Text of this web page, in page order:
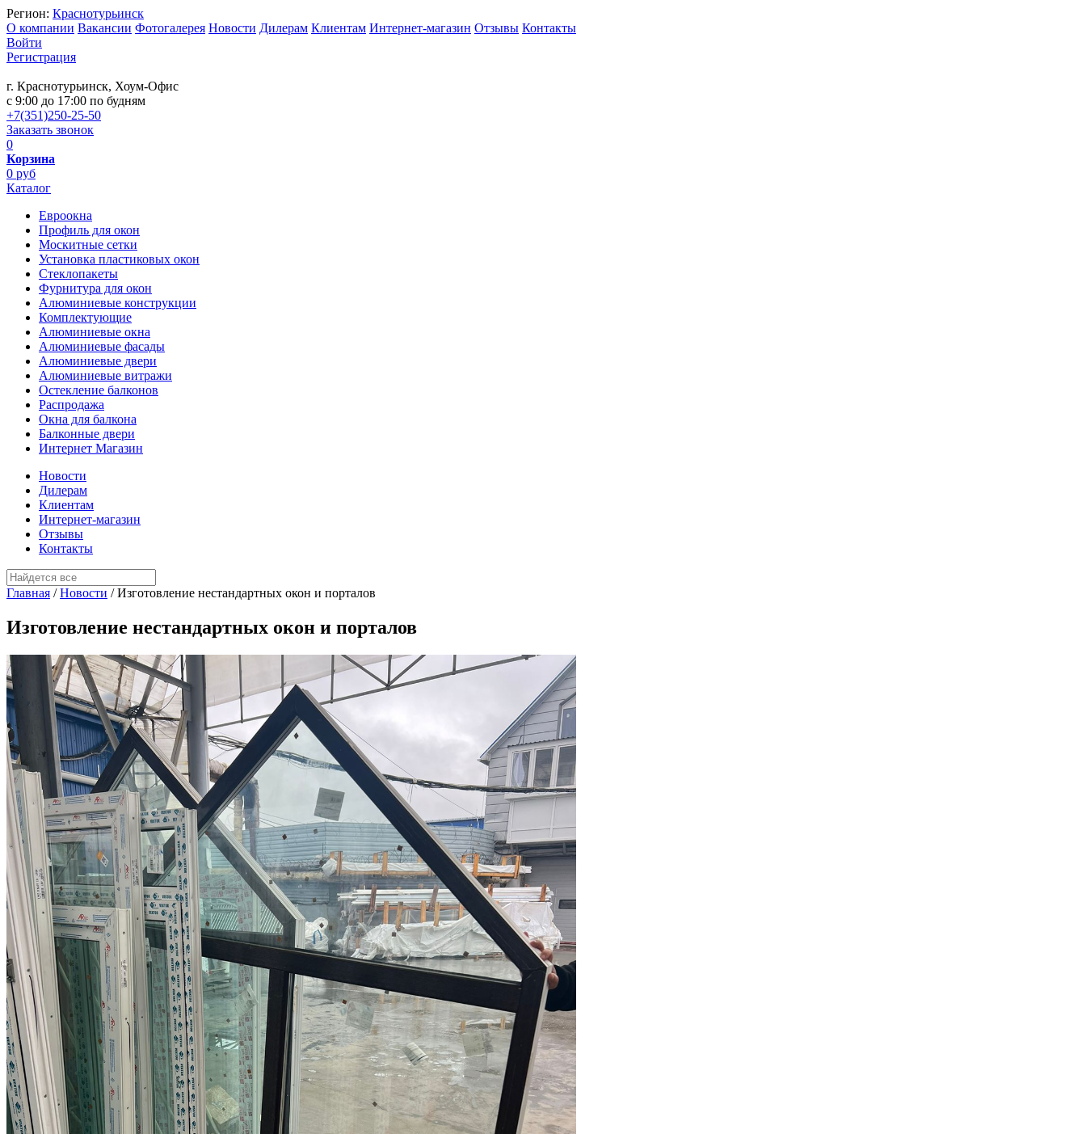
Регион: Краснотурьинск
О компании Вакансии Фотогалерея Новости Дилерам Клиентам Интернет-магазин Отзывы Контакты
Войти
Регистрация
г. Краснотурьинск, Хоум-Офис
c 9:00 до 17:00 по будням
+7(351)250-25-50
Заказать звонок
0
Корзина
0 руб
Каталог
Евроокна
Профиль для окон
Москитные сетки
Установка пластиковых окон
Стеклопакеты
Фурнитура для окон
Алюминиевые конструкции
Комплектующие
Алюминиевые окна
Алюминиевые фасады
Алюминиевые двери
Алюминиевые витражи
Остекление балконов
Распродажа
Окна для балкона
Балконные двери
Интернет Магазин
Новости
Дилерам
Клиентам
Интернет-магазин
Отзывы
Контакты
Главная / Новости /Изготовление нестандартных окон и порталов
Изготовление нестандартных окон и порталов